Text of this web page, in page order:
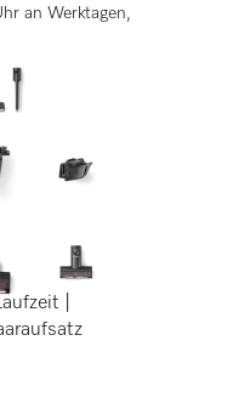
an Werktagen,
|